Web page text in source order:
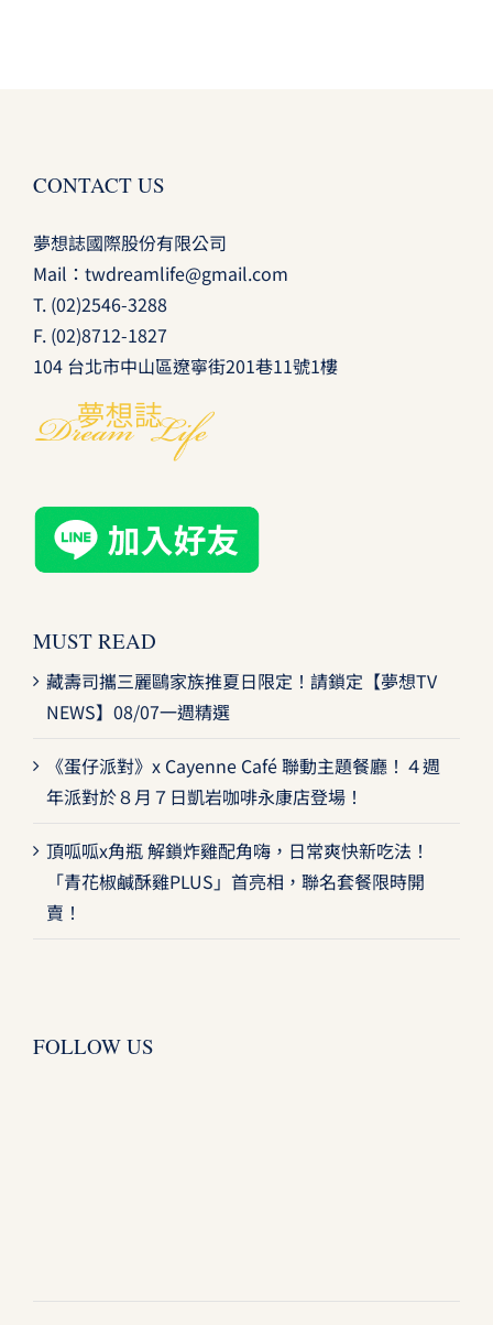
CONTACT US
夢想誌國際股份有限公司
Mail： twdreamlife@gmail.com
T. (02)2546-3288
F. (02)8712-1827
104 台北市中山區遼寧街201巷11號1樓
MUST READ
藏壽司攜三麗鷗家族推夏日限定！請鎖定【夢想TV
NEWS】08/07一週精選
《蛋仔派對》x Cayenne Café 聯動主題餐廳！４週
年派對於８月７日凱岩咖啡永康店登場！
頂呱呱x角瓶 解鎖炸雞配角嗨，日常爽快新吃法！
「青花椒鹹酥雞PLUS」首亮相，聯名套餐限時開
賣！
FOLLOW US